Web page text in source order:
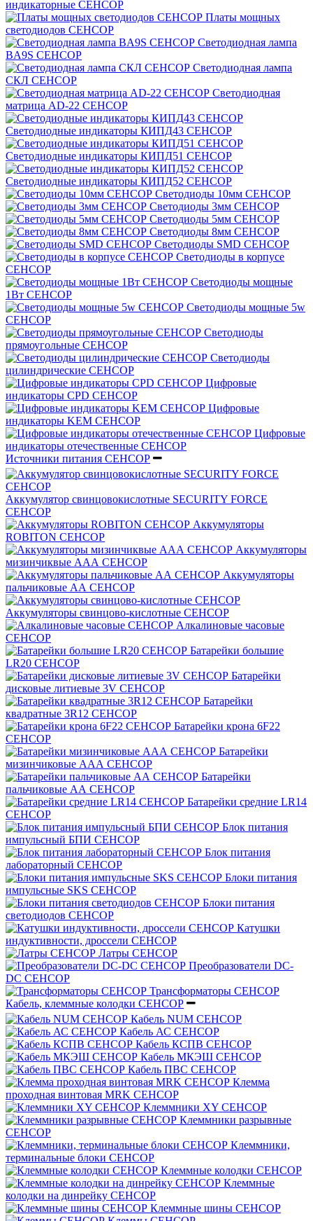
индикаторные СЕНСОР
Платы мощных
светодиодов СЕНСОР
Светодиодная лампа
BA9S СЕНСОР
Светодиодная лампа
СКЛ СЕНСОР
Светодиодная
матрица AD-22 СЕНСОР
Светодиодные индикаторы КИПД43 СЕНСОР
Светодиодные индикаторы КИПД51 СЕНСОР
Светодиодные индикаторы КИПД52 СЕНСОР
Светодиоды 10мм СЕНСОР
Светодиоды 3мм СЕНСОР
Светодиоды 5мм СЕНСОР
Светодиоды 8мм СЕНСОР
Светодиоды SMD СЕНСОР
Светодиоды в корпусе
СЕНСОР
Светодиоды мощные
1Вт СЕНСОР
Светодиоды мощные 5w
СЕНСОР
Светодиоды
прямоугольные СЕНСОР
Светодиоды
цилиндрические СЕНСОР
Цифровые
индикаторы CPD СЕНСОР
Цифровые
индикаторы KEM СЕНСОР
Цифровые
индикаторы отечественные СЕНСОР
Источники питания СЕНСОР
Аккумулятор свинцовокислотные SECURITY FORCE
СЕНСОР
Аккумуляторы
ROBITON СЕНСОР
Аккумуляторы
мизинчиквые ААА СЕНСОР
Аккумуляторы
пальчиковые АА СЕНСОР
Аккумуляторы свинцово-кислотные СЕНСОР
Алкалиновые часовые
СЕНСОР
Батарейки большие
LR20 СЕНСОР
Батарейки
дисковые литиевые 3V СЕНСОР
Батарейки
квадратные 3R12 СЕНСОР
Батарейки крона 6F22
СЕНСОР
Батарейки
мизинчиковые ААА СЕНСОР
Батарейки
пальчиковые АА СЕНСОР
Батарейки средние LR14
СЕНСОР
Блок питания
импульсный БПИ СЕНСОР
Блок питания
лабораторный СЕНСОР
Блоки питания
импульсные SKS СЕНСОР
Блоки питания
светодиодов СЕНСОР
Катушки
индуктивности, дроссели СЕНСОР
Латры СЕНСОР
Преобразователи DC-
DC СЕНСОР
Трансформаторы СЕНСОР
Кабель, клеммные колодки СЕНСОР
Кабель NUM СЕНСОР
Кабель АС СЕНСОР
Кабель КСПВ СЕНСОР
Кабель МКЭШ СЕНСОР
Кабель ПВС СЕНСОР
Клемма
проходная винтовая MRK СЕНСОР
Клеммники XY СЕНСОР
Клеммники разрывные
СЕНСОР
Клеммники,
терминальные блоки СЕНСОР
Клеммные колодки СЕНСОР
Клеммные
колодки на динрейку СЕНСОР
Клеммные шины СЕНСОР